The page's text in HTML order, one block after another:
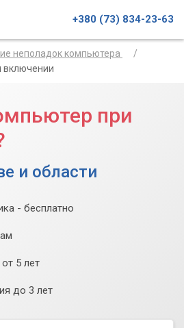
+380 (73) 834-23-63
неполадок компьютера
включении
при
и области
- бесплатно
5 лет
до 3 лет